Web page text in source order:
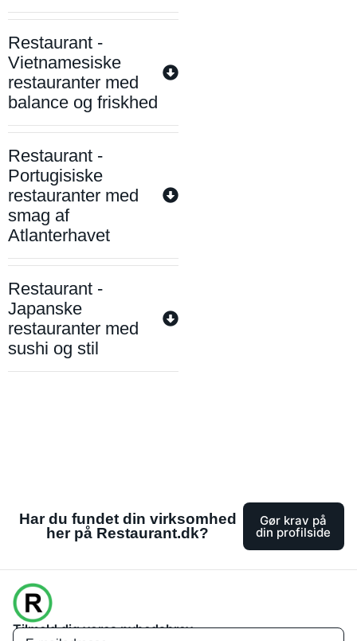
Restaurant -
Vietnamesiske
restauranter med
balance og friskhed
Restaurant -
Portugisiske
restauranter med
smag af
Atlanterhavet
Restaurant -
Japanske
restauranter med
sushi og stil
Har du fundet din virksomhed
her på Restaurant.dk?
Gør krav på
din profilside
Tilmeld dig vores nyhedsbrev